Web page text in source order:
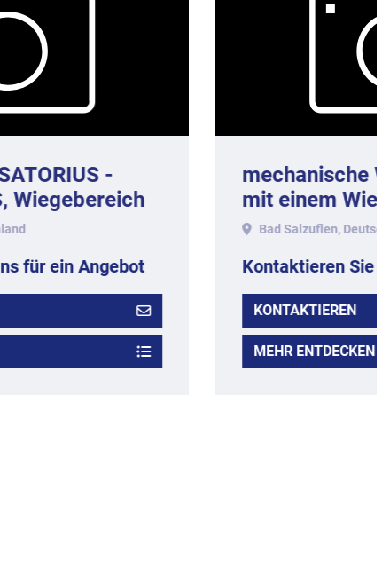
mechanische Waage RHEWA -
mit einem Wiegebereich bis
Kontaktieren Sie uns für ein Angebot
KONTAKTIEREN
MEHR ENTDECKEN